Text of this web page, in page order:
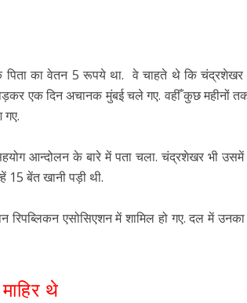
का वेतन 5 रूपये था. वे चाहते थे कि चंद्रशेखर
एक दिन अचानक मुंबई चले गए. वहीँ कुछ महीनों
आन्दोलन के बारे में पता चला. चंद्रशेखर भी
15 बेंत खानी पड़ी थी.
रिपब्लिकन एसोसिएशन में शामिल हो गए. दल में
थे